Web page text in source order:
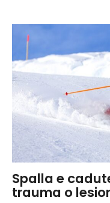
Spalla e
trauma o